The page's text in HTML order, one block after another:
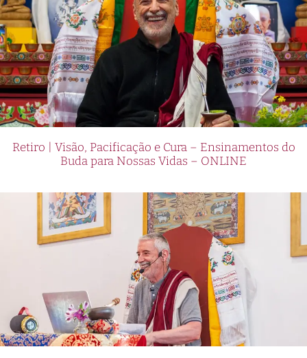
Retiro | Visão, Pacificação e Cura – Ensinamentos do
Buda para Nossas Vidas – ONLINE